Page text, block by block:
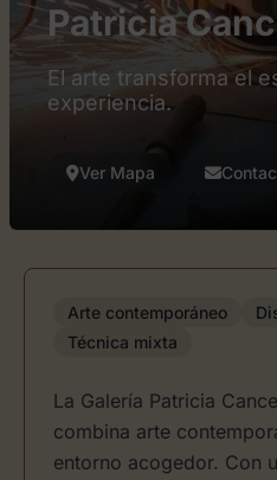
Patricia
El arte transforma el
experiencia.
Ver Mapa
Arte contemporáneo
Técnica mixta
La Galería Patricia
combina arte
entorno acogedor. Con